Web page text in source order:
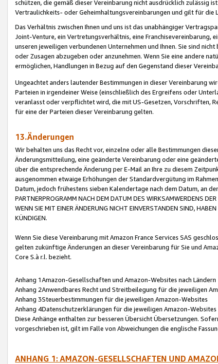
schützen, die gemäß dieser Vereinbarung nicht ausdrücklich zulässig
Vertraulichkeits- oder Geheimhaltungsvereinbarungen und gilt für die
Das Verhältnis zwischen Ihnen und uns ist das unabhängiger
Joint-Venture, ein Vertretungsverhältnis, eine Franchisevereinbarung,
unseren jeweiligen verbundenen Unternehmen und Ihnen. Sie sind
oder Zusagen abzugeben oder anzunehmen. Wenn Sie eine andere
ermöglichen, Handlungen in Bezug auf den Gegenstand dieser
Ungeachtet anders lautender Bestimmungen in dieser Vereinbarung
Parteien in irgendeiner Weise (einschließlich des Ergreifens oder
veranlasst oder verpflichtet wird, die mit US-Gesetzen, Vorschriften,
für eine der Parteien dieser Vereinbarung gelten.
13.Änderungen
Wir behalten uns das Recht vor, einzelne oder alle Bestimmungen
Änderungsmitteilung, eine geänderte Vereinbarung oder eine
über die entsprechende Änderung per E-Mail an Ihre zu diesem
ausgenommen etwaige Erhöhungen der Standardvergütung im
Datum, jedoch frühestens sieben Kalendertage nach dem Datum, an
PARTNERPROGRAMM NACH DEM DATUM DES WIRKSAMWERDENS
WENN SIE MIT EINER ÄNDERUNG NICHT EINVERSTANDEN SIND,
KÜNDIGEN.
Wenn Sie diese Vereinbarung mit Amazon France Services SAS
gelten zukünftige Änderungen an dieser Vereinbarung für Sie und
Core S.à r.l. bezieht.
Anhang 1Amazon-Gesellschaften und Amazon-Websites nach Ländern
Anhang 2Anwendbares Recht und Streitbeilegung für die jeweiligen
Anhang 3Steuerbestimmungen für die jeweiligen Amazon-Websites
Anhang 4Datenschutzerklärungen für die jeweiligen Amazon-Websites
Diese Anhänge enthalten zur besseren Übersicht Übersetzungen.
vorgeschrieben ist, gilt im Falle von Abweichungen die englische
ANHANG 1: AMAZON-GESELLSCHAFTEN UND